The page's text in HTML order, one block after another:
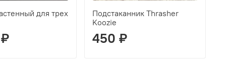
для трех
Подстаканник Thrasher
Koozie
450 ₽